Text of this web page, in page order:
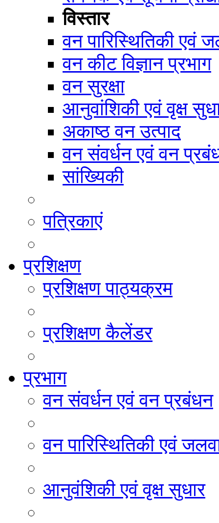
विस्तार
वन पारिस्थितिकी एवं
वन कीट विज्ञान प्रभाग
वन सुरक्षा
आनुवांशिकी एवं वृक्ष
अकाष्ठ वन उत्पाद
वन संवर्धन एवं वन
सांख्यिकी
पत्रिकाएं
प्रशिक्षण
प्रशिक्षण पाठ्यक्रम
प्रशिक्षण कैलेंडर
प्रभाग
वन संवर्धन एवं वन प्रबंधन
वन पारिस्थितिकी एवं
आनुवंशिकी एवं वृक्ष सुधार